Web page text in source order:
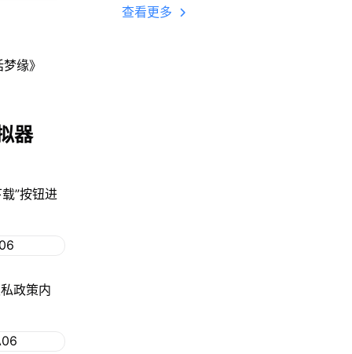
缘》
器
”按钮进
政策内
查看更多